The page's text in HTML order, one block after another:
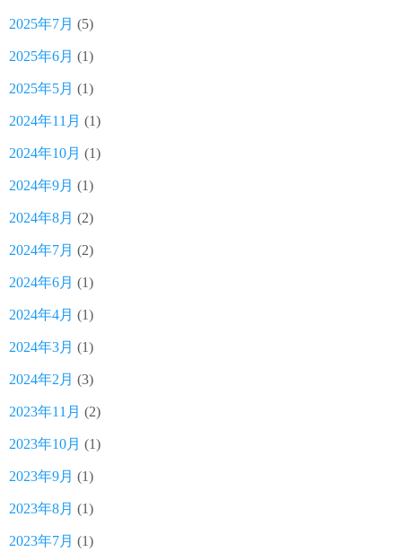
2025年7月 (5)
2025年6月 (1)
2025年5月 (1)
2024年11月 (1)
2024年10月 (1)
2024年9月 (1)
2024年8月 (2)
2024年7月 (2)
2024年6月 (1)
2024年4月 (1)
2024年3月 (1)
2024年2月 (3)
2023年11月 (2)
2023年10月 (1)
2023年9月 (1)
2023年8月 (1)
2023年7月 (1)